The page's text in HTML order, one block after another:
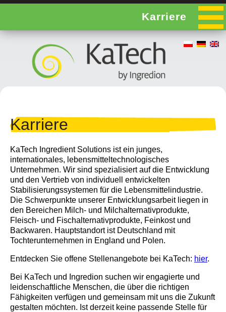
Karriere
Karriere
KaTech Ingredient Solutions ist ein junges,
internationales, lebensmitteltechnologisches
Unternehmen. Wir sind spezialisiert auf die Entwicklung
und den Vertrieb von individuell entwickelten
Stabilisierungssystemen für die Lebensmittelindustrie.
Die Schwerpunkte unserer Entwicklungsarbeit liegen in
den Bereichen Milch- und Milchalternativprodukte,
Fleisch- und Fischalternativprodukte, Feinkost und
Backwaren. Hauptstandort ist Deutschland mit
Tochterunternehmen in England und Polen.
Entdecken Sie offene Stellenangebote bei KaTech: hier.
Bei KaTech und Ingredion suchen wir engagierte und
leidenschaftliche Menschen, die über die richtigen
Fähigkeiten verfügen und gemeinsam mit uns die Zukunft
gestalten möchten. Ist derzeit keine passende Stelle für